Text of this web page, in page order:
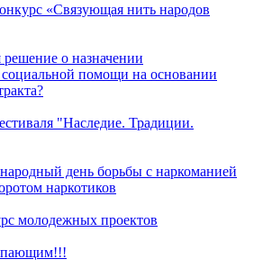
«Связующая нить народов
о назначении
социальной помощи на основании
"Наследие. Традиции.
день борьбы с наркоманией
наркотиков
молодежных проектов